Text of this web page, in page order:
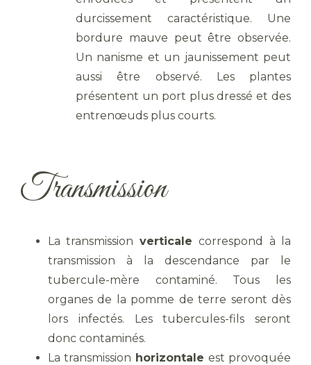
durcissement caractéristique. Une
bordure mauve peut être observée.
Un nanisme et un jaunissement peut
aussi être observé. Les plantes
présentent un port plus dressé et des
entrenœuds plus courts.
Transmission
La transmission verticalecorrespond à la
transmission à la descendance par le
tubercule-mère contaminé. Tous les
organes de la pomme de terre seront dès
lors infectés. Les tubercules-fils seront
donc contaminés.
La transmission horizontale est provoquée